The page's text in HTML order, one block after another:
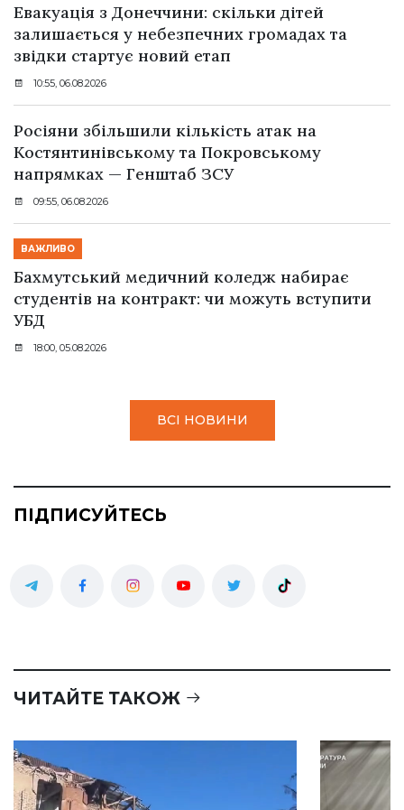
Евакуація з Донеччини: скільки дітей
залишається у небезпечних громадах та
звідки стартує новий етап
10:55, 06.08.2026
Росіяни збільшили кількість атак на
Костянтинівському та Покровському
напрямках — Генштаб ЗСУ
09:55, 06.08.2026
ВАЖЛИВО
Бахмутський медичний коледж набирає
студентів на контракт: чи можуть вступити
УБД
18:00, 05.08.2026
ВСІ НОВИНИ
ПІДПИСУЙТЕСЬ
ЧИТАЙТЕ ТАКОЖ